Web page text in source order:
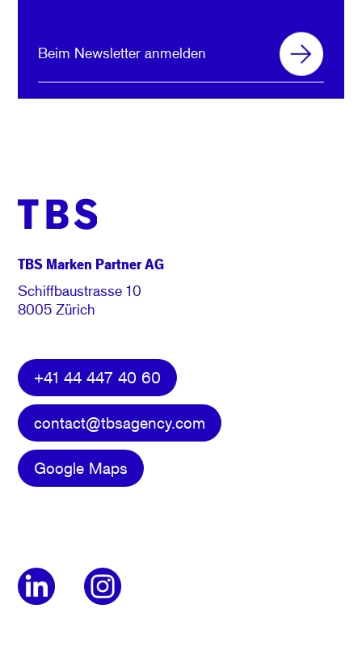
TBS Marken Partner AG
Schiffbaustrasse 10
8005 Zürich
+41 44 447 40 60
contact@tbsagency.com
Google Maps
Beim Newsletter anmelden